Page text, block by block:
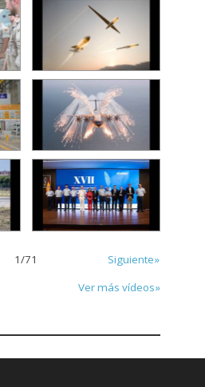
1/71
Siguiente»
Ver más vídeos»